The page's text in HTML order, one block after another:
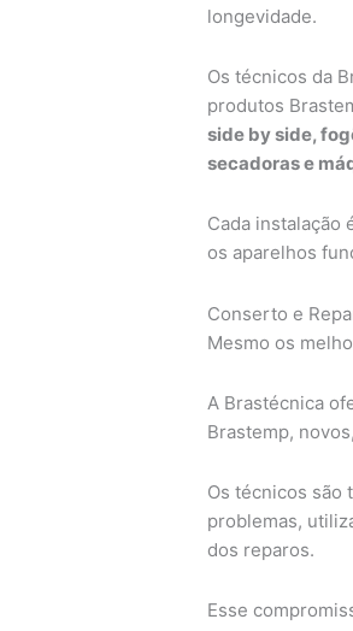
longevidade.
Os técnicos da
produtos
side by side,
secadoras e
Cada instalação
os aparelhos
Conserto e
Mesmo os
A Brastécnica
Brastemp,
Os técnicos são
problemas,
dos reparos.
Esse